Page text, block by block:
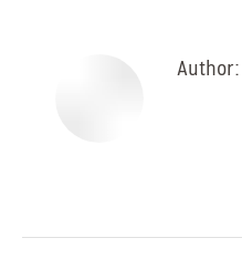
Author: